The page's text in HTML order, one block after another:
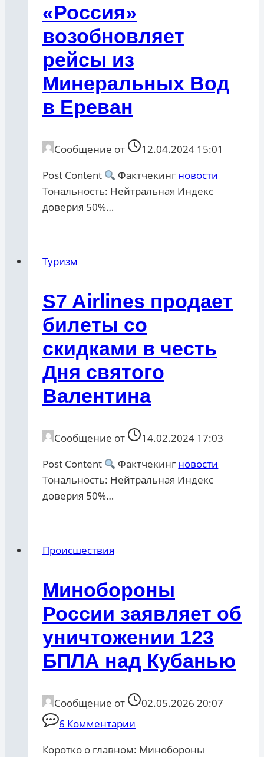
«Россия»
возобновляет
рейсы из
Минеральных Вод
в Ереван
Сообщение от
12.04.2024 15:01
Post Content
Фактчекинг новости
Тональность: Нейтральная Индекс
доверия 50%…
Туризм
S7 Airlines продает
билеты со
скидками в честь
Дня святого
Валентина
Сообщение от
14.02.2024 17:03
Post Content
Фактчекинг новости
Тональность: Нейтральная Индекс
доверия 50%…
Происшествия
Минобороны
России заявляет об
уничтожении 123
БПЛА над Кубанью
Сообщение от
02.05.2026 20:07
6 Комментарии
Коротко о главном: Минобороны